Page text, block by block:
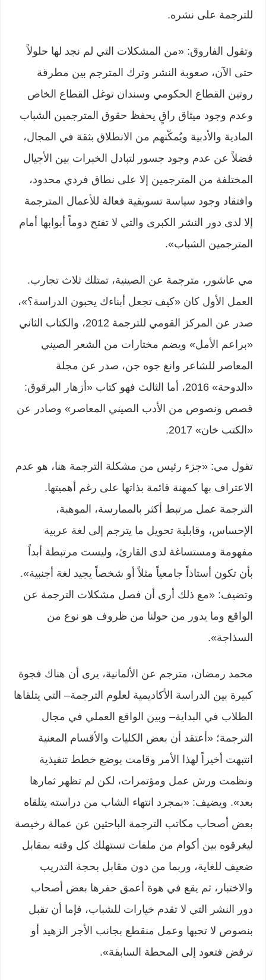
للترجمة على نشره.
وتقول الفاروق: «من المشكلات التي لم نجد لها حلولاً
حتى الآن، صعوبة النشر وترك المترجم بين مطرقة
روتين القطاع الحكومي وسندان توغل القطاع الخاص
وعدم وجود ميثاق راقٍ يحفظ حقوق المترجمين الشباب
المادية والأدبية ويُمكّنهم من الانطلاق بثقة في المجال،
فضلاً عن عدم وجود جسور لتبادل الخبرات بين الأجيال
المختلفة من المترجمين إلا على نطاق فردي محدود،
وافتقاد وجود سياسة تسويقية فعالة للأعمال المترجمة
إلا لدى دور النشر الكبرى والتي لا تفتح دوماً أبوابها أمام
المترجمين الشباب».
مي عاشور، مترجمة عن الصينية، تمتلك ثلاث تجارب.
العمل الأول كان «كيف تجعل أبناءك يحبون الدراسة؟»،
صدر عن المركز القومي للترجمة 2012، والكتاب الثاني
«براعم الأمل» ويضم مختارات من الشعر الصيني
المعاصر للشاعر وانغ جوه جن، صدر عن مجلة
«الدوحة» 2016، أما الثالث فهو كتاب «أزهار البرقوق:
قصص ونصوص من الأدب الصيني المعاصر» وصادر عن
«الكتب خان» 2017.
تقول مي: «جزء رئيس من مشكلة الترجمة هنا، هو عدم
الاعتراف بها كمهنة قائمة بذاتها على رغم أهميتها.
الترجمة عمل مرتبط أكثر بالممارسة، الموهبة،
الإحساس، وقابلية تحويل ما يترجم إلى لغة عربية
مفهومة ومستساغة لدى القارئ، وليست مرتبطة أبداً
بأن تكون أستاذاً جامعياً مثلاً أو شخصاً يجيد لغة أجنبية».
وتضيف: «مع ذلك أرى أن فصل مشكلات الترجمة عن
الواقع وما يدور من حولنا من ظروف هو نوع من
السذاجة».
محمد رمضان، مترجم عن الألمانية، يرى أن هناك فجوة
كبيرة بين الدراسة الأكاديمية لعلوم الترجمة– التي يتلقاها
الطلاب في البداية– وبين الواقع العملي في مجال
الترجمة؛ «أعتقد أن بعض الكليات والأقسام المعنية
انتبهت أخيراً لهذا الأمر وقامت بوضع خطط تنفيذية
ونظمت ورش عمل ومؤتمرات، لكن لم تظهر ثمارها
بعد». ويضيف: «بمجرد انتهاء الشاب من دراسته يتلقاه
بعض أصحاب مكاتب الترجمة الباحثين عن عمالة رخيصة
ليغرقوه بين أكوام من ملفات تستهلك كل وقته بمقابل
ضعيف للغاية، وربما من دون مقابل بحجة التدريب
والاختبار، ثم يقع في هوة أعمق حفرها بعض أصحاب
دور النشر التي لا تقدم خيارات للشباب، فإما أن تقبل
بنصوص لا تحبها وعمل منقطع بجانب الأجر الزهيد أو
ترفض فتعود إلى المحطة السابقة».